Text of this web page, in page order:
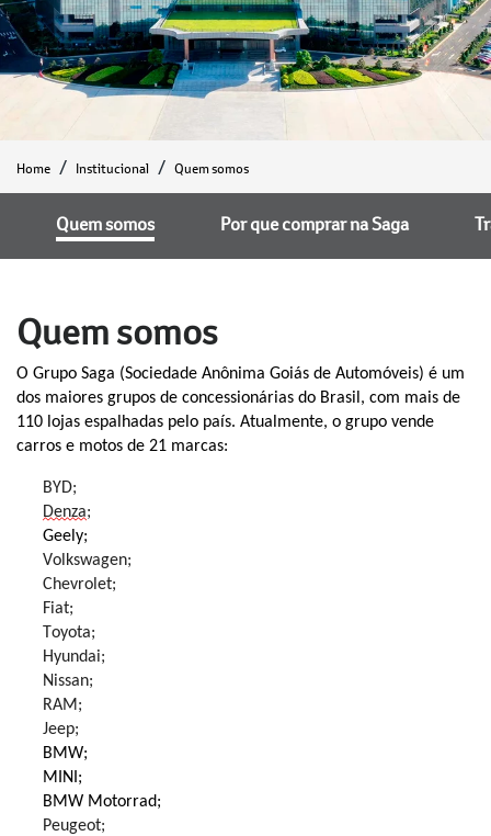
Home Institucional Quem somos
Por que comprar na Saga
Quem somos
Quem somos
O Grupo Saga (Sociedade Anônima Goiás de Automóveis) é um
dos maiores grupos de concessionárias do Brasil, com mais de
110 lojas espalhadas pelo país. Atualmente, o grupo vende
carros e motos de 21 marcas:
BYD;
Denza;
Geely;
Volkswagen;
Chevrolet;
Fiat;
Toyota;
Hyundai;
Nissan;
RAM;
Jeep;
BMW;
MINI;
BMW Motorrad;
Peugeot;